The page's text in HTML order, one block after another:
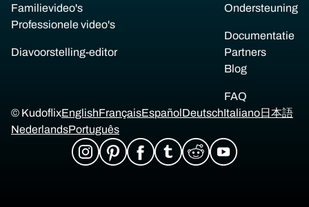
Familievideo's
Professionele video's
Diavoorstelling-editor
Ondersteuning
Documentatie
Partners
Blog
FAQ
© KudoflixEnglishFrançaisEspañolDeutschItaliano日本語
NederlandsPortuguês